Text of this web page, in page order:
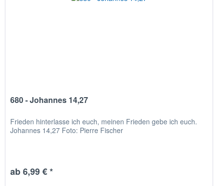
680 - Johannes 14,27
Frieden hinterlasse ich euch, meinen Frieden gebe ich euch.
Johannes 14,27 Foto: Pierre Fischer
ab 6,99 € *